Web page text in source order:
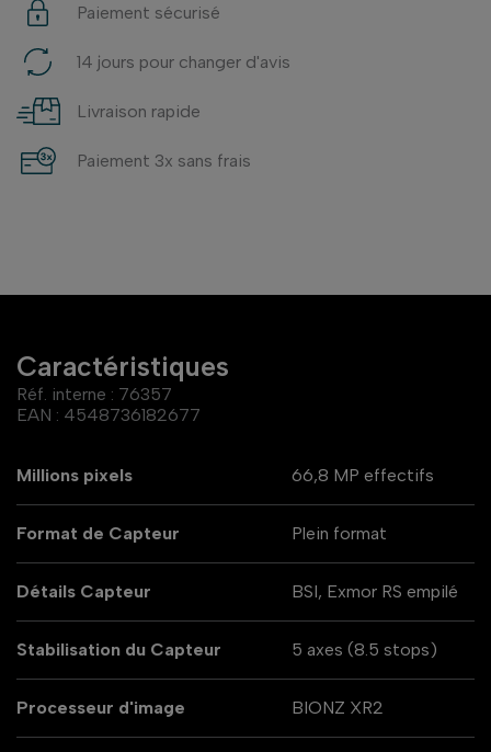
Paiement sécurisé
14 jours pour changer d'avis
Livraison rapide
Paiement 3x sans frais
Caractéristiques
Réf. interne : 76357
EAN : 4548736182677
Millions pixels 66,8 MP effectifs
Format de Capteur Plein format
Détails Capteur BSI, Exmor RS empilé
Stabilisation du Capteur 5 axes (8.5 stops)
Processeur d'image BIONZ XR2